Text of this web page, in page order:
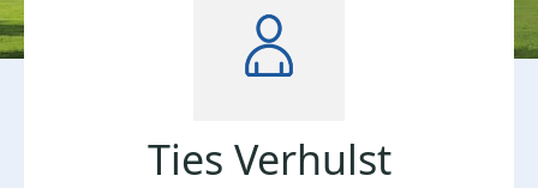
Ties Verhulst